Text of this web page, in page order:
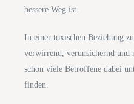
bessere Weg ist.
In einer toxischen Beziehung
verwirrend, verunsichernd
schon viele Betroffene dabei
finden.